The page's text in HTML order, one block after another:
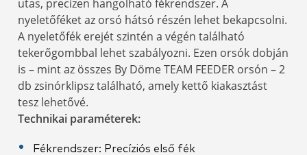
utas, precízen hangolható fékrendszer. A
nyeletőféket az orsó hátsó részén lehet bekapcsolni.
A nyeletőfék erejét szintén a végén található
tekerőgombbal lehet szabályozni. Ezen orsók dobján
is – mint az összes By Döme TEAM FEEDER orsón – 2
db zsinórklipsz található, amely kettő kiakasztást
tesz lehetővé.
Technikai paraméterek:
Fékrendszer: Precíziós első fék